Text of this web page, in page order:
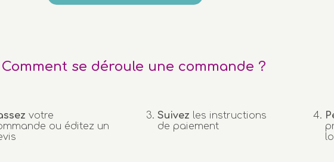
Comment se déroule une commande ?
votre
ou éditez un
Suivez les instructions
de paiement